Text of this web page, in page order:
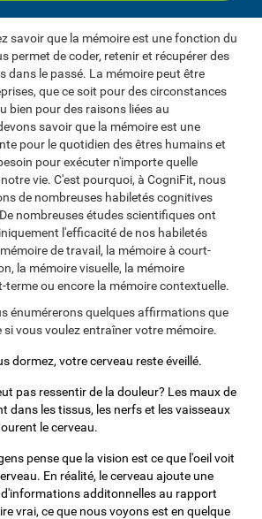
savoir que la mémoire est une fonction du
permet de coder, retenir et récupérer des
dans le passé. La mémoire peut être
que ce soit pour des circonstances
bien pour des raisons liées au
savoir que la mémoire est une
pour le quotidien des êtres humains et
pour exécuter n'importe quelle
vie. C'est pourquoi, à CogniFit, nous
de nombreuses habiletés cognitives
nombreuses études scientifiques ont
l'efficacité de nos habiletés
de travail, la mémoire à court-
la mémoire visuelle, la mémoire
ou encore la mémoire contextuelle.
énumérerons quelques affirmations que
vous voulez entraîner votre mémoire.
dormez, votre cerveau reste éveillé.
pas ressentir de la douleur? Les maux de
dans les tissus, les nerfs et les vaisseaux
le cerveau.
pense que la vision est ce que l'oeil voit
En réalité, le cerveau ajoute une
additonnelles au rapport
vrai, ce que nous voyons est en quelque